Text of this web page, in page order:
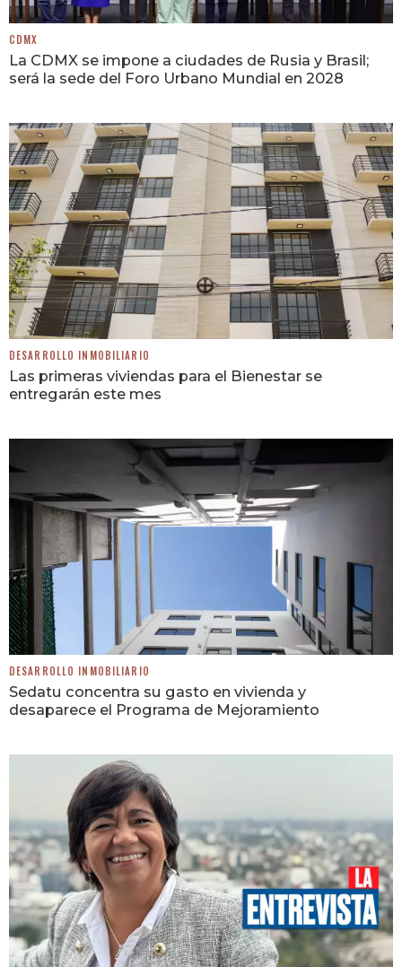
CDMX
La CDMX se impone a ciudades de Rusia y Brasil;
será la sede del Foro Urbano Mundial en 2028
DESARROLLO INMOBILIARIO
Las primeras viviendas para el Bienestar se
entregarán este mes
DESARROLLO INMOBILIARIO
Sedatu concentra su gasto en vivienda y
desaparece el Programa de Mejoramiento